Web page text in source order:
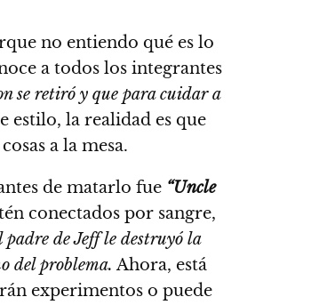
no entiendo qué es lo
a todos los integrantes
se retiró y que para cuidar a
estilo, la realidad es que
a la mesa.
de matarlo fue “Uncle
conectados por sangre,
padre de Jeff le destruyó la
del problema. Ahora, está
experimentos o puede